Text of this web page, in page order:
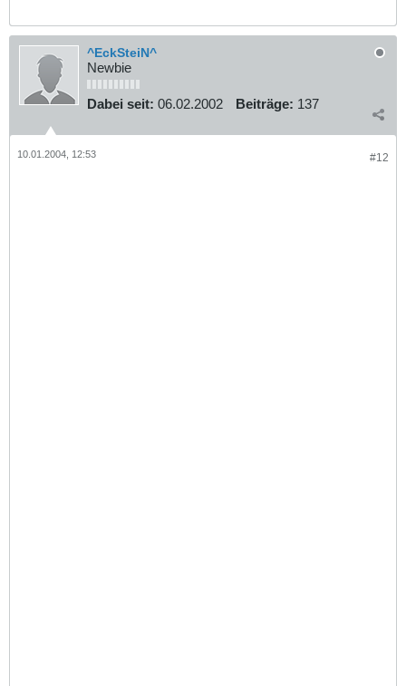
^EckSteiN^
Newbie
Dabei seit: 06.02.2002 Beiträge: 137
#12
10.01.2004, 12:53